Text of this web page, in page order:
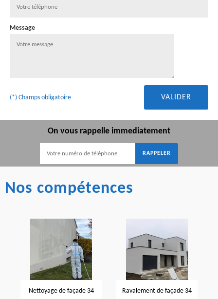
Message
(*) Champs obligatoire
On vous rappelle immediatement
Nos compétences
Nettoyage de façade 34 Ravalement de façade 34